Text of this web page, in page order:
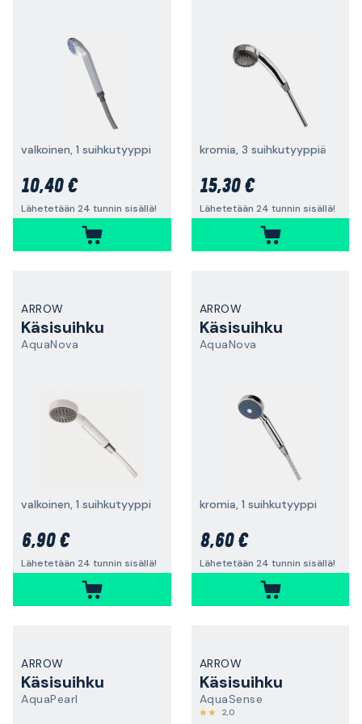
valkoinen, 1 suihkutyyppi
10,40 €
Lähetetään 24 tunnin sisällä!
kromia, 3 suihkutyyppiä
15,30 €
Lähetetään 24 tunnin sisällä!
ARROW
Käsisuihku
AquaNova
valkoinen, 1 suihkutyyppi
6,90 €
Lähetetään 24 tunnin sisällä!
ARROW
Käsisuihku
AquaNova
kromia, 1 suihkutyyppi
8,60 €
Lähetetään 24 tunnin sisällä!
ARROW
Käsisuihku
AquaPearl
ARROW
Käsisuihku
AquaSense
2,0